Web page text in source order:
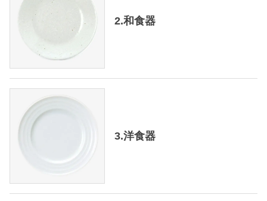
2.和食器
3.洋食器